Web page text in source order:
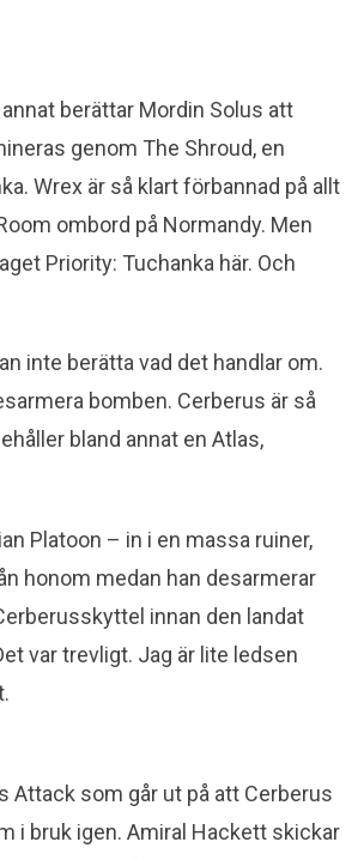
berättar Mordin Solus att
genom The Shroud, en
Wrex är så klart förbannad på allt
ombord på Normandy. Men
Priority: Tuchanka här. Och
inte berätta vad det handlar om.
bomben. Cerberus är så
bland annat en Atlas,
Platoon – in i en massa ruiner,
honom medan han desarmerar
innan den landat
var trevligt. Jag är lite ledsen
Attack som går ut på att Cerberus
i bruk igen. Amiral Hackett skickar